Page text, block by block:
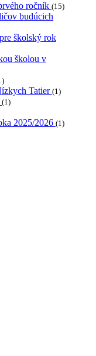
ročník (15)
budúcich
školský rok
školou v
Tatier (1)
(1)
2025/2026 (1)